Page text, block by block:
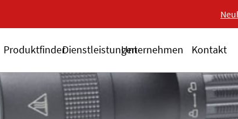
Neue 18-V-Serie
ProduktfinderDienstleistungenUnternehmen Kontakt